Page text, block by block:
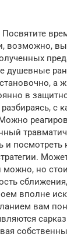
Посвятите
возможно,
душевные
а
в
с
и посмотреть
можно, но
вполне
вам